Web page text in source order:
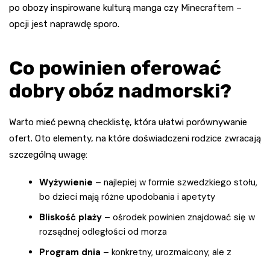
po obozy inspirowane kulturą manga czy Minecraftem –
opcji jest naprawdę sporo.
Co powinien oferować
dobry obóz nadmorski?
Warto mieć pewną checklistę, która ułatwi porównywanie
ofert. Oto elementy, na które doświadczeni rodzice zwracają
szczególną uwagę:
Wyżywienie – najlepiej w formie szwedzkiego stołu,
bo dzieci mają różne upodobania i apetyty
Bliskość plaży – ośrodek powinien znajdować się w
rozsądnej odległości od morza
Program dnia – konkretny, urozmaicony, ale z